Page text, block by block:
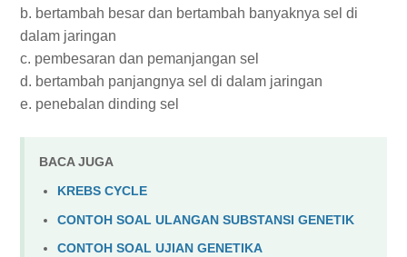
b. bertambah besar dan bertambah banyaknya sel di
dalam jaringan
c. pembesaran dan pemanjangan sel
d. bertambah panjangnya sel di dalam jaringan
e. penebalan dinding sel
BACA JUGA
KREBS CYCLE
CONTOH SOAL ULANGAN SUBSTANSI GENETIK
CONTOH SOAL UJIAN GENETIKA